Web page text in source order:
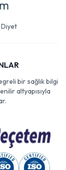
bir sağlık bilgi
altyapısıyla